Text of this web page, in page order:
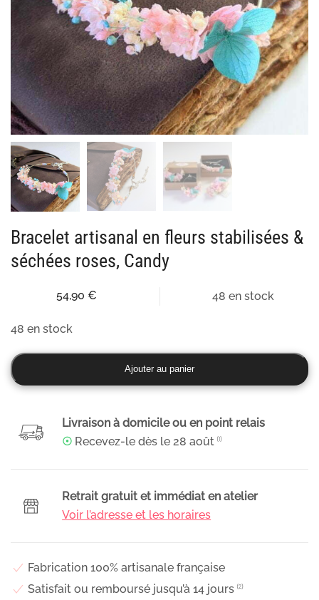
Bracelet artisanal en fleurs stabilisées &
séchées roses, Candy
54,90 € 48 en stock
48 en stock
quantité
de
en
séchées
Ajouter au panier
Livraison à domicile ou en point relais
☉ Recevez-le dès le 28 août ⁽¹⁾
Retrait gratuit et immédiat en atelier
Voir l’adresse et les horaires
Fabrication 100% artisanale française
Satisfait ou remboursé jusqu’à 14 jours ⁽²⁾